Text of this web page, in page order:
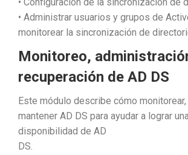
• Administrar usuarios y grupos de
monitorear la sincronización de
Monitoreo,
recuperación de AD DS
Este módulo describe cómo
mantener AD DS para ayudar a lograr
disponibilidad de AD
DS.